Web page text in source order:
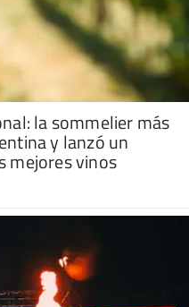
la sommelier más
y lanzó un
mejores vinos